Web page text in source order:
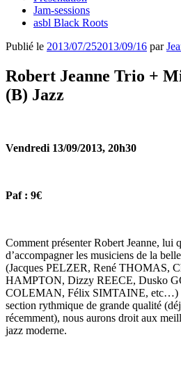
Jam-sessions
asbl Black Roots
Publié le 2013/07/252013/09/16 par
Robert Jeanne Trio +
(B) Jazz
Vendredi 13/09/2013, 20h30
Paf : 9€
Comment présenter Robert Jeanne, lui
d’accompagner les musiciens de la
(Jacques PELZER, René THOMAS,
HAMPTON, Dizzy REECE, Dusko
COLEMAN, Félix SIMTAINE, etc…)
section rythmique de grande qualité
récemment), nous aurons droit aux
jazz moderne.